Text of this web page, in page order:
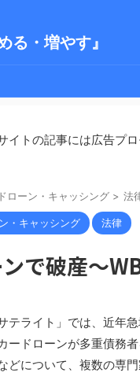
る・増やす』
イトの記事には広告プ
ローン・キャッシング > 法
・キャッシング 法律
で破産～
テライト」では、近年
ードローンが多重債務
どについて、複数の専門